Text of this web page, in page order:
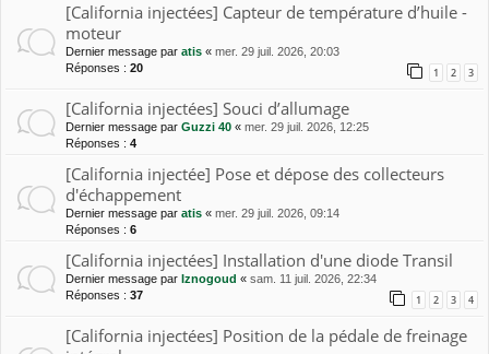
[California injectées] Capteur de température d’huile -
moteur
Dernier message par atis « mer. 29 juil. 2026, 20:03
Réponses : 20 1 2 3
[California injectées] Souci d’allumage
Dernier message par Guzzi 40 « mer. 29 juil. 2026, 12:25
Réponses : 4
[California injectée] Pose et dépose des collecteurs
d'échappement
Dernier message par atis « mer. 29 juil. 2026, 09:14
Réponses : 6
[California injectées] Installation d'une diode Transil
Dernier message par Iznogoud « sam. 11 juil. 2026, 22:34
Réponses : 37 1 2 3 4
[California injectées] Position de la pédale de freinage